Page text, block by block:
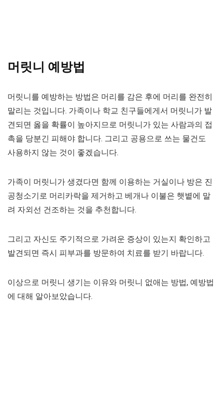
머릿니 예방법
머릿니를 예방하는 방법은 머리를 감은 후에 머리를 완전히
말리는 것입니다. 가족이나 학교 친구들에게서 머릿니가 발
견되면 옳을 확률이 높아지므로 머릿니가 있는 사람과의 접
촉을 당분긴 피해야 합니다. 그리고 공용으로 쓰는 물건도
사용하지 않는 것이 좋겠습니다.
가족이 머릿니가 생겼다면 함께 이용하는 거실이나 방은 진
공청소기로 머리카락을 제거하고 베개나 이불은 햇볕에 말
려 자외선 건조하는 것을 추천합니다.
그리고 자신도 주기적으로 가려운 증상이 있는지 확인하고
발견되면 즉시 피부과를 방문하여 치료를 받기 바랍니다.
이상으로 머릿니 생기는 이유와 머릿니 없애는 방법, 예방법
에 대해 알아보았습니다.